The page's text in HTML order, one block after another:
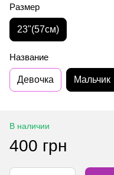
Размер
23"(57см)
Название
Девочка Мальчик
В наличии
400 грн